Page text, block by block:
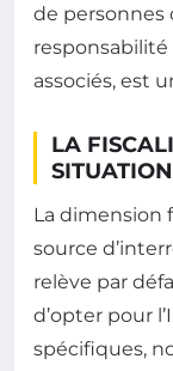
de personnes
associés, est
LA
SITUATION
La dimension
source
relève par
d’opter pour
spécifiques,